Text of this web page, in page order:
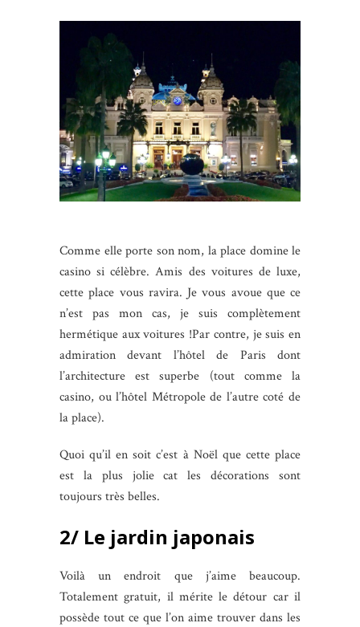
Comme elle porte son nom, la place domine le
casino si célèbre. Amis des voitures de luxe,
cette place vous ravira. Je vous avoue que ce
n’est pas mon cas, je suis complètement
hermétique aux voitures !Par contre, je suis en
admiration devant l’hôtel de Paris dont
l’architecture est superbe (tout comme la
casino, ou l’hôtel Métropole de l’autre coté de
la place).
Quoi qu’il en soit c’est à Noël que cette place
est la plus jolie cat les décorations sont
toujours très belles.
2/ Le jardin japonais
Voilà un endroit que j’aime beaucoup.
Totalement gratuit, il mérite le détour car il
possède tout ce que l’on aime trouver dans les